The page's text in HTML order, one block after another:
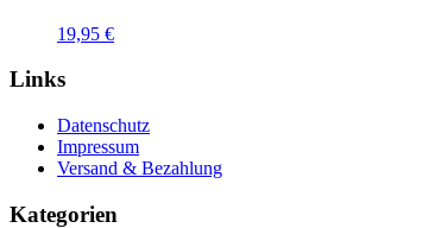
19,95 €
Links
Datenschutz
Impressum
Versand & Bezahlung
Kategorien